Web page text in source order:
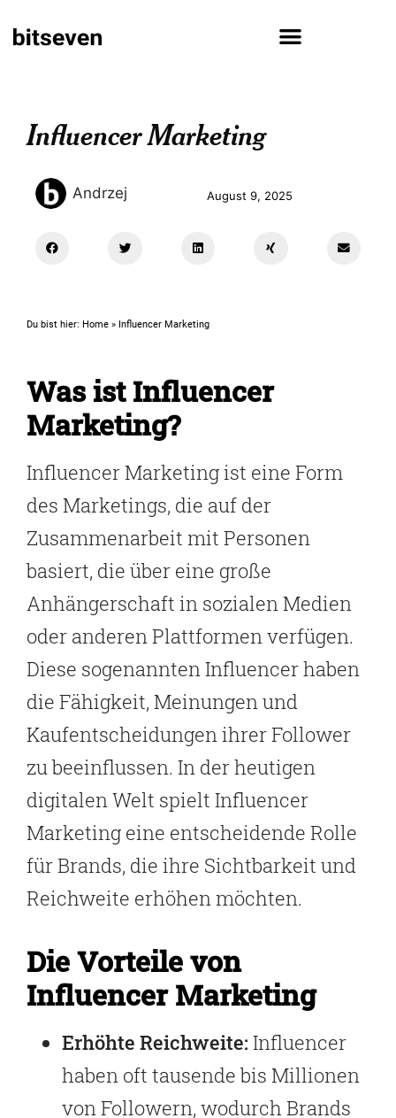
Influencer Marketing
Andrzej August 9, 2025
Du bist hier: Home » Influencer Marketing
Was ist Influencer
Marketing?
Influencer Marketing ist eine Form
des Marketings, die auf der
Zusammenarbeit mit Personen
basiert, die über eine große
Anhängerschaft in sozialen Medien
oder anderen Plattformen verfügen.
Diese sogenannten Influencer haben
die Fähigkeit, Meinungen und
Kaufentscheidungen ihrer Follower
zu beeinflussen. In der heutigen
digitalen Welt spielt Influencer
Marketing eine entscheidende Rolle
für Brands, die ihre Sichtbarkeit und
Reichweite erhöhen möchten.
Die Vorteile von
Influencer Marketing
Erhöhte Reichweite: Influencer
haben oft tausende bis Millionen
von Followern, wodurch Brands